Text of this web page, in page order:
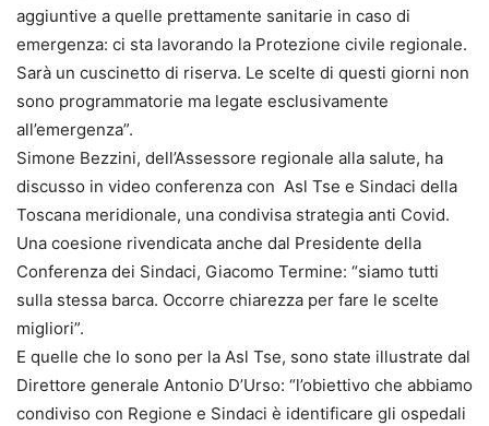
aggiuntive a quelle prettamente sanitarie in caso di
emergenza: ci sta lavorando la Protezione civile regionale.
Sarà un cuscinetto di riserva. Le scelte di questi giorni non
sono programmatorie ma legate esclusivamente
all’emergenza”.
Simone Bezzini, dell’Assessore regionale alla salute, ha
discusso in video conferenza con Asl Tse e Sindaci della
Toscana meridionale, una condivisa strategia anti Covid.
Una coesione rivendicata anche dal Presidente della
Conferenza dei Sindaci, Giacomo Termine: “siamo tutti
sulla stessa barca. Occorre chiarezza per fare le scelte
migliori”.
E quelle che lo sono per la Asl Tse, sono state illustrate dal
Direttore generale Antonio D’Urso: “l’obiettivo che abbiamo
condiviso con Regione e Sindaci è identificare gli ospedali